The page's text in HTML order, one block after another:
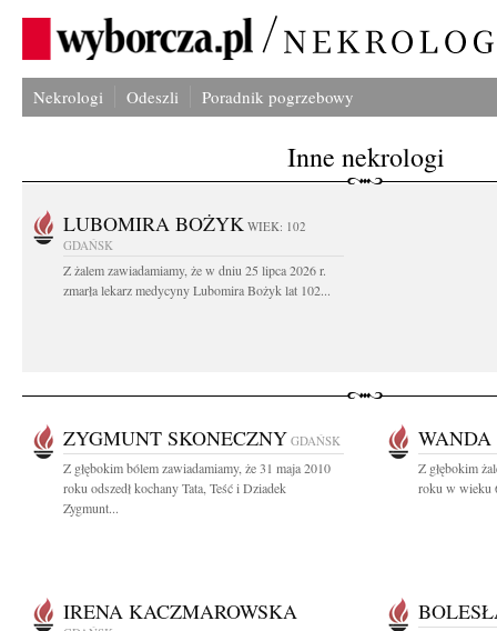
Nekrologi Odeszli Poradnik pogrzebowy
Inne nekrologi
LUBOMIRA BOŻYK WIEK: 102
GDAŃSK
Z żalem zawiadamiamy, że w dniu 25 lipca 2026 r.
zmarła lekarz medycyny Lubomira Bożyk lat 102...
ZYGMUNT SKONECZNY GDAŃSK
Z głębokim bólem zawiadamiamy, że 31 maja 2010
roku odszedł kochany Tata, Teść i Dziadek
Zygmunt...
WANDA
Z głębokim
roku w wieku
IRENA KACZMAROWSKA